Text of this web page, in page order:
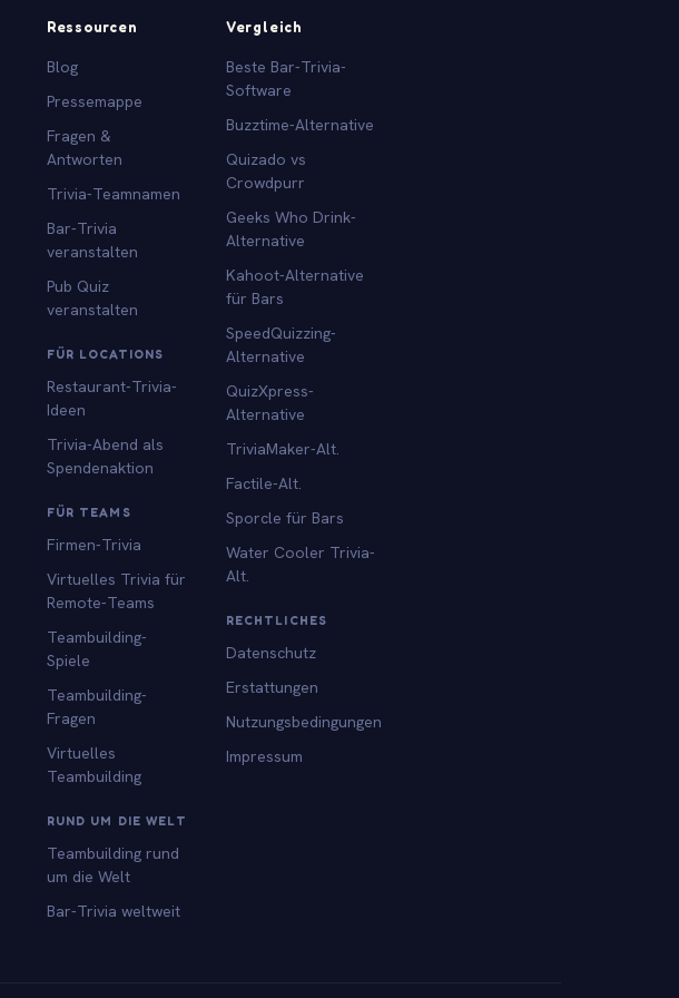
Ressourcen
Blog
Pressemappe
Fragen &
Antworten
Trivia-Teamnamen
Bar-Trivia
veranstalten
Pub Quiz
veranstalten
FÜR LOCATIONS
Restaurant-Trivia-
Ideen
Trivia-Abend als
Spendenaktion
FÜR TEAMS
Firmen-Trivia
Virtuelles Trivia für
Remote-Teams
Teambuilding-
Spiele
Teambuilding-
Fragen
Virtuelles
Teambuilding
RUND UM DIE WELT
Teambuilding rund
um die Welt
Bar-Trivia weltweit
Vergleich
Beste Bar-Trivia-
Software
Buzztime-Alternative
Quizado vs
Crowdpurr
Geeks Who Drink-
Alternative
Kahoot-Alternative
für Bars
SpeedQuizzing-
Alternative
QuizXpress-
Alternative
TriviaMaker-Alt.
Factile-Alt.
Sporcle für Bars
Water Cooler Trivia-
Alt.
RECHTLICHES
Datenschutz
Erstattungen
Nutzungsbedingungen
Impressum